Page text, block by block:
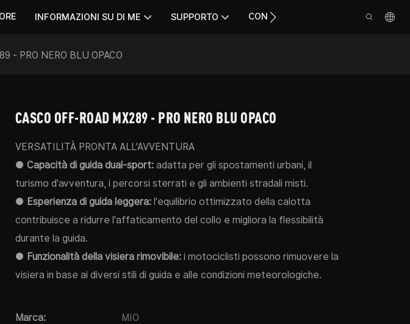
INFORMAZIONI SU DI ME SUPPORTO CONTATTO
- PRO NERO BLU OPACO
CASCO OFF-ROAD MX289 - PRO NERO BLU OPACO
VERSATILITÀ PRONTA ALL'AVVENTURA
● Capacità di guida dual-sport: adatta per gli spostamenti urbani, il
turismo d'avventura, i percorsi sterrati e gli ambienti stradali misti.
● Esperienza di guida leggera: l'equilibrio ottimizzato della calotta
contribuisce a ridurre l'affaticamento del collo e migliora la flessibilità
durante la guida.
● Funzionalità della visiera rimovibile: i motociclisti possono rimuovere la
visiera in base ai diversi stili di guida e alle condizioni meteorologiche.
Marca:
MIO